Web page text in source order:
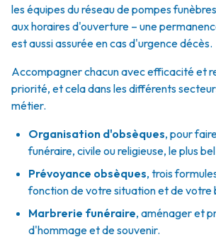
les équipes du réseau de pompes
aux horaires d'ouverture – une
est aussi assurée en cas d'urgence décès.
Accompagner chacun avec efficacité et
priorité, et cela dans les différents
métier.
Organisation d'obsèques, pour
funéraire, civile ou religieuse, le plus
Prévoyance obsèques, trois
fonction de votre situation et de votre
Marbrerie funéraire, aménager et
d'hommage et de souvenir.